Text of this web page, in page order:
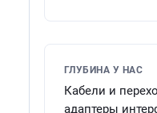
ГЛУБИНА У НАС
Кабели и
адаптеры